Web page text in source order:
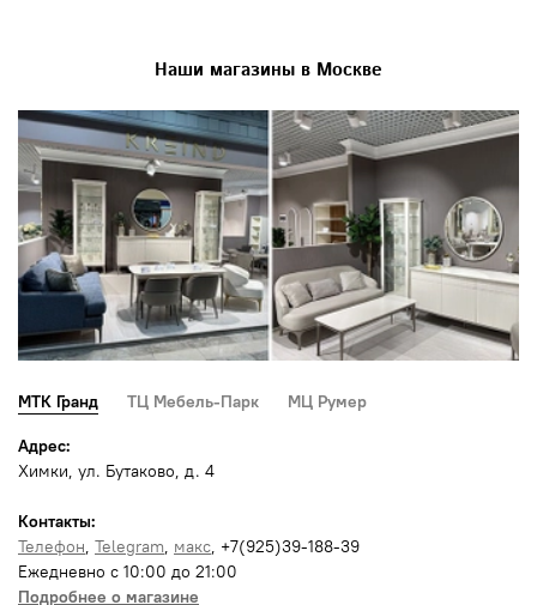
Наши магазины в Москве
МТК Гранд ТЦ Мебель-Парк МЦ Румер
Адрес:
Химки, ул. Бутаково, д. 4
Контакты:
Телефон, Telegram, макс, +7(925)39-188-39
Ежедневно с 10:00 до 21:00
Подробнее о магазине